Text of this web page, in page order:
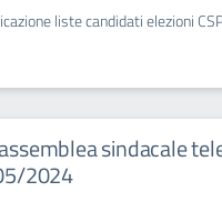
liste candidati elezioni
sindacale
2024